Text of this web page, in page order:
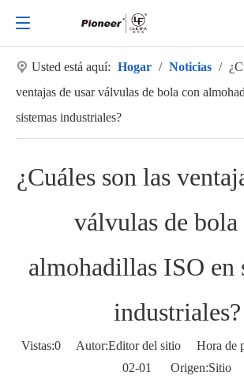
Usted está aquí: Hogar / Noticias /
ventajas de usar válvulas de bola con
sistemas industriales?
¿Cuáles son las
válvulas de bola
almohadillas ISO en
industriales?
Vistas:0Autor:Editor del sitio Hora de
02-01 Origen:Sitio